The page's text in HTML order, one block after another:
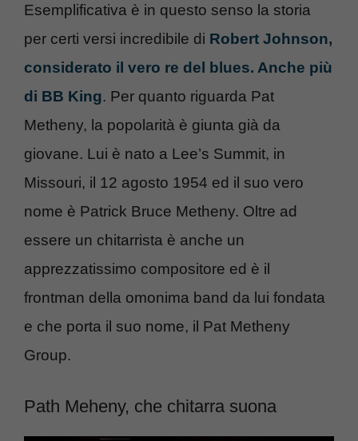
Esemplificativa è in questo senso la storia
per certi versi incredibile di Robert Johnson,
considerato il vero re del blues. Anche più
di BB King. Per quanto riguarda Pat
Metheny, la popolarità è giunta già da
giovane. Lui è nato a Lee’s Summit, in
Missouri, il 12 agosto 1954 ed il suo vero
nome è Patrick Bruce Metheny. Oltre ad
essere un chitarrista è anche un
apprezzatissimo compositore ed è il
frontman della omonima band da lui fondata
e che porta il suo nome, il Pat Metheny
Group.
Path Meheny, che chitarra suona